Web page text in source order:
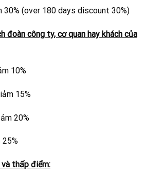
30% (over 180 days discount 30%)
đoàn công ty, cơ quan hay khách của
10%
15%
20%
25%
và thấp điểm: